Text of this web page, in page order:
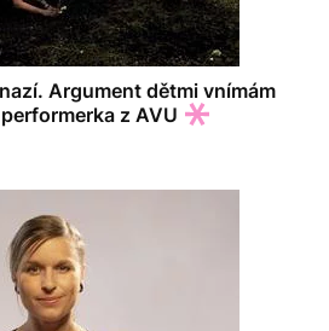
Argument dětmi vnímám
z AVU